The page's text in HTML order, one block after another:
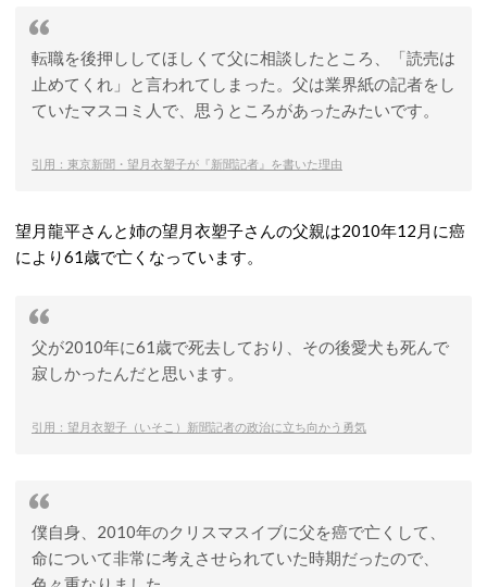
転職を後押ししてほしくて父に相談したところ、「読売は
止めてくれ」と言われてしまった。父は業界紙の記者をし
ていたマスコミ人で、思うところがあったみたいです。
引用：東京新聞・望月衣塑子が『新聞記者』を書いた理由
望月龍平さんと姉の望月衣塑子さんの父親は2010年12月に癌
により61歳で亡くなっています。
父が2010年に61歳で死去しており、その後愛犬も死んで
寂しかったんだと思います。
引用：望月衣塑子（いそこ）新聞記者の政治に立ち向かう勇気
僕自身、2010年のクリスマスイブに父を癌で亡くして、
命について非常に考えさせられていた時期だったので、